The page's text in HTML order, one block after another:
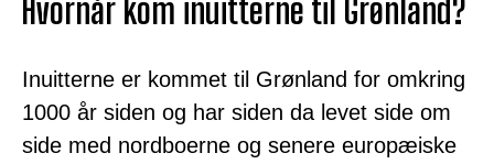
Hvornår kom inuitterne til Grønland?
Inuitterne er kommet til Grønland for omkring
1000 år siden og har siden da levet side om
side med nordboerne og senere europæiske